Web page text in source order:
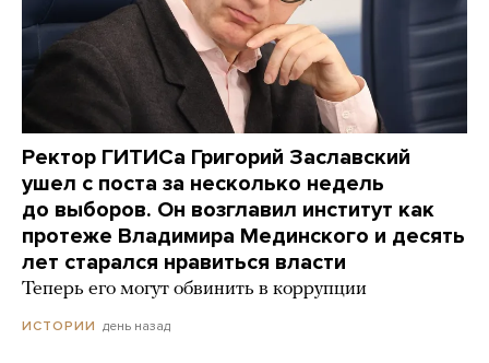
Ректор ГИТИСа Григорий Заславский
ушел с поста за несколько недель
до выборов. Он возглавил институт как
протеже Владимира Мединского и десять
лет старался нравиться власти
Теперь его могут обвинить в коррупции
ИСТОРИИ день назад